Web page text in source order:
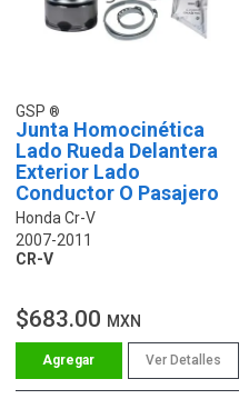
GSP
Junta Homocinética
Lado Rueda Delantera
Exterior Lado
Conductor O Pasajero
Honda Cr-V
2007-2011
CR-V
$683.00 MXN
Ver Detalles